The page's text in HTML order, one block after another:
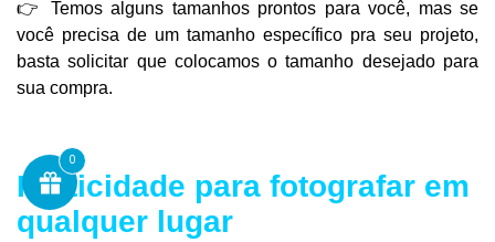
👉 Temos alguns tamanhos prontos para você, mas se
você precisa de um tamanho específico pra seu projeto,
basta solicitar que colocamos o tamanho desejado para
sua compra.
Praticidade para fotografar em
qualquer lugar
0